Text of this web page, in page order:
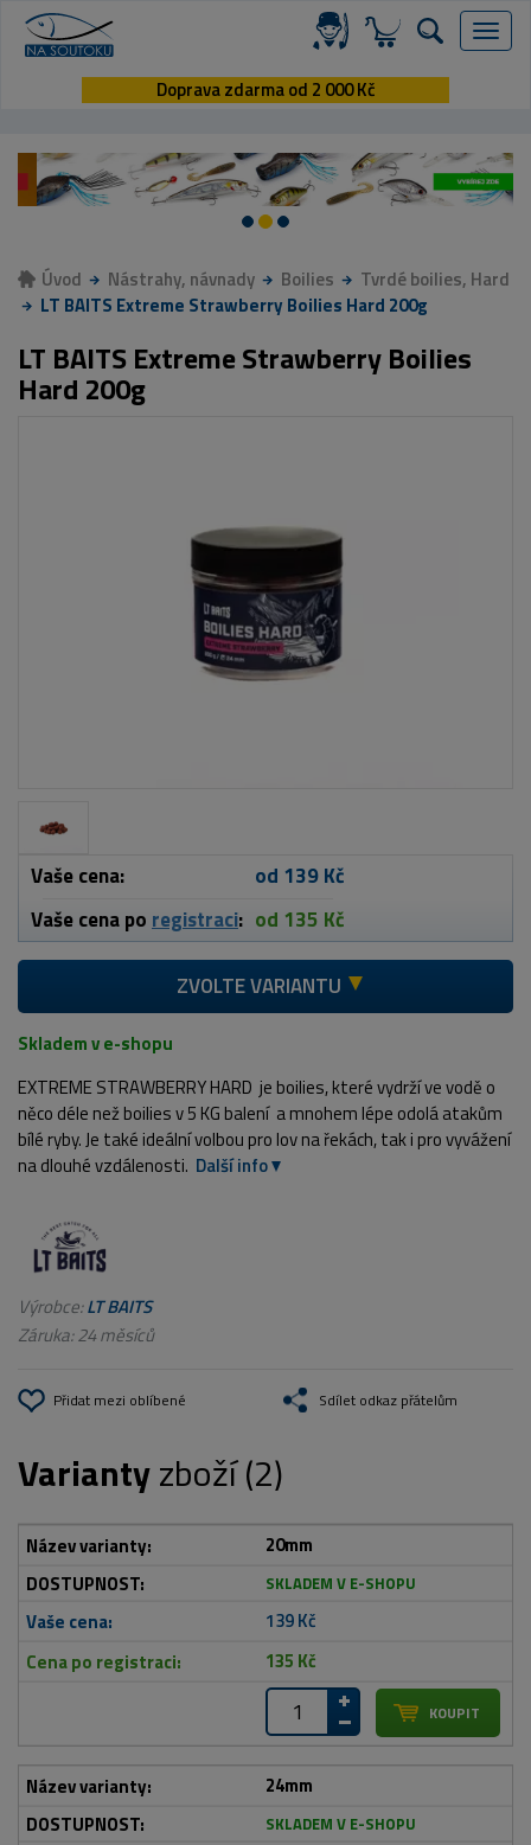
Menu
Doprava zdarma od 2 000 Kč
Úvod Nástrahy, návnady Boilies
Tvrdé boilies, Hard
LT BAITS Extreme Strawberry Boilies Hard 200g
LT BAITS Extreme Strawberry Boilies
Hard 200g
Vaše cena:
od 139 Kč
Vaše cena po registraci: od 135 Kč
ZVOLTE VARIANTU
Skladem v e-shopu
EXTREME STRAWBERRY HARD je boilies, které vydrží ve vodě o
něco déle než boilies v 5 KG balení a mnohem lépe odolá atakům
bílé ryby. Je také ideální volbou pro lov na řekách, tak i pro vyvážení
na dlouhé vzdálenosti. Další info
Výrobce:LT BAITS
Záruka: 24 měsíců
Přidat mezi oblíbené Sdílet odkaz přátelům
Variantyzboží (2)
20mm
SKLADEM V E-SHOPU
139 Kč
135 Kč
24mm
SKLADEM V E-SHOPU